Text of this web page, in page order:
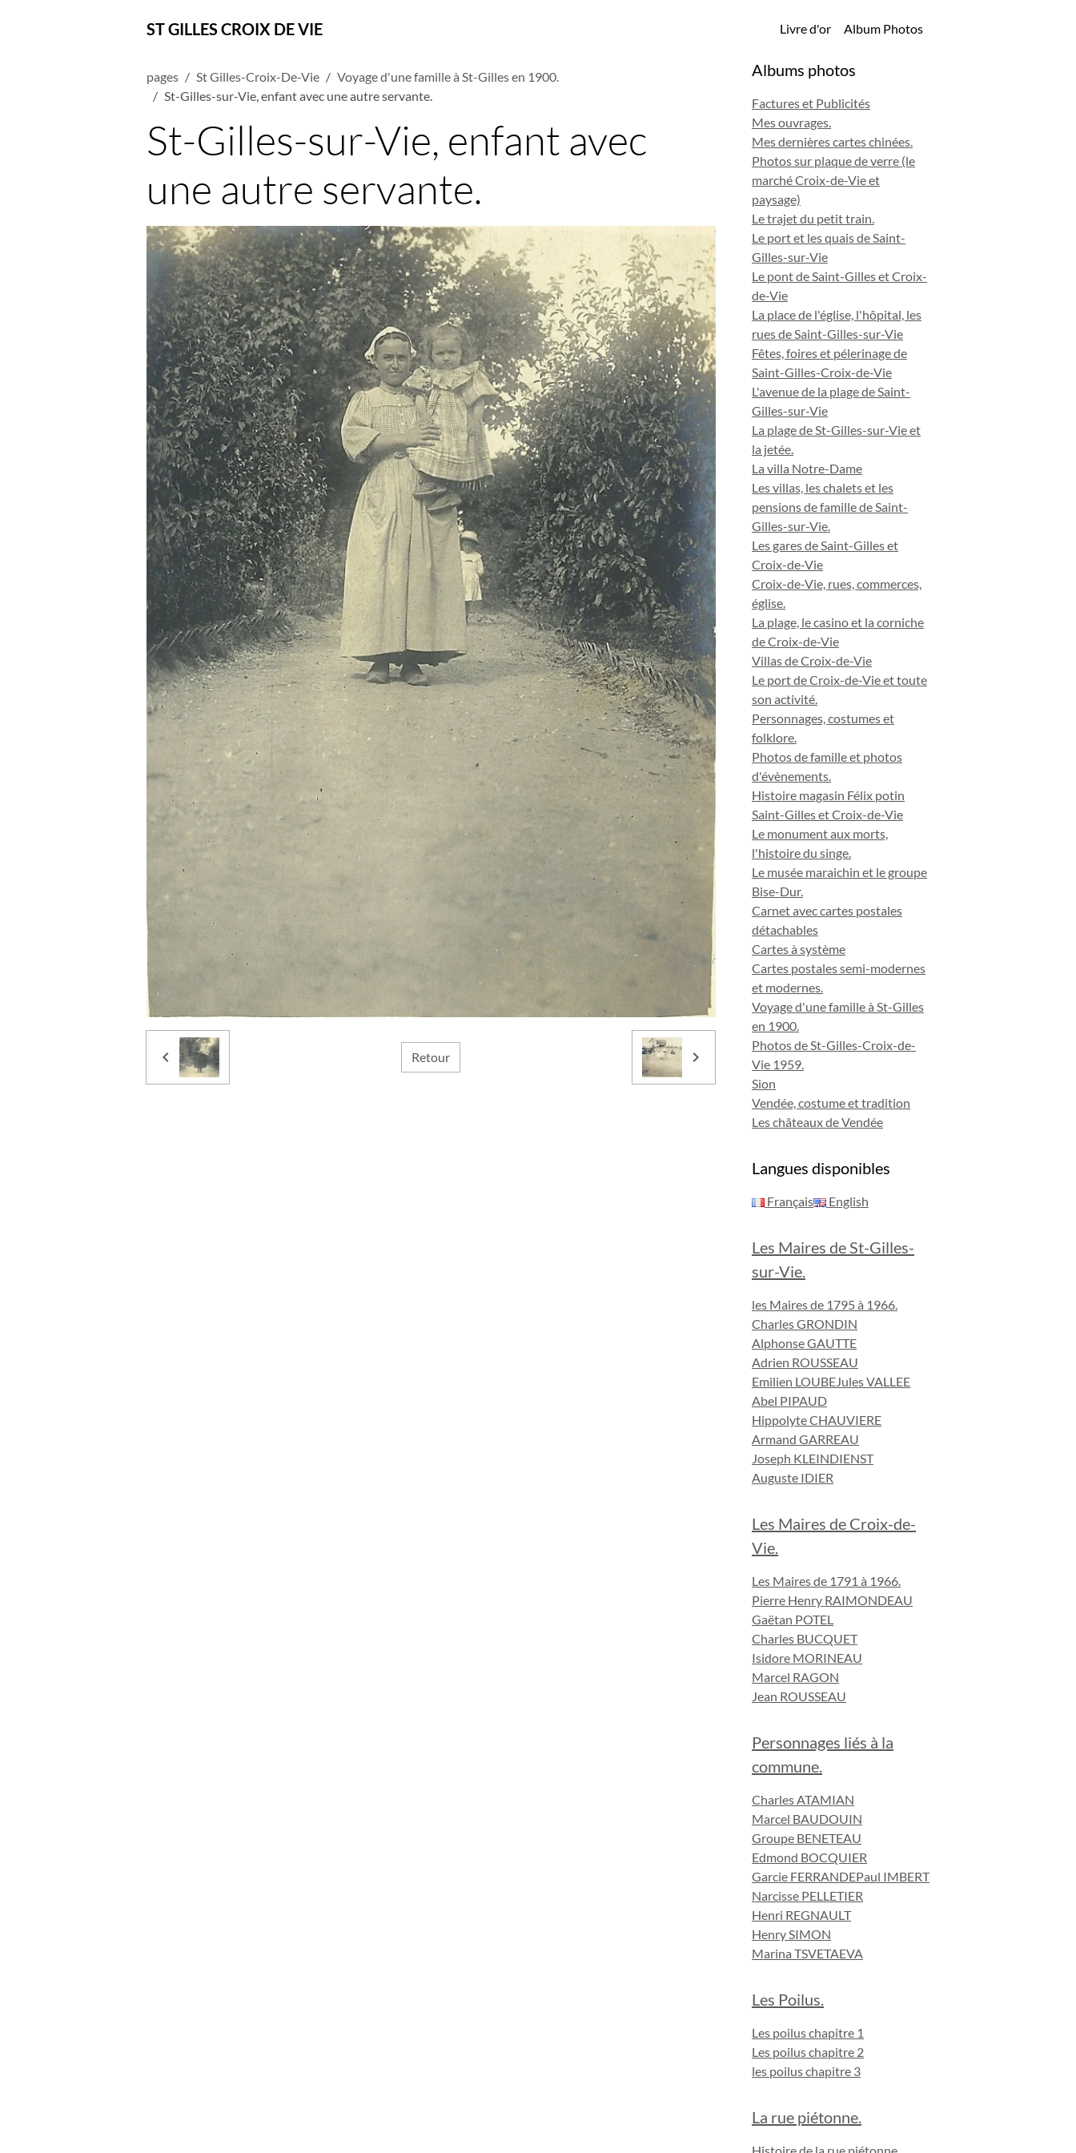
ST GILLES CROIX DE VIE Livre d'or Album Photos
pages St Gilles-Croix-De-Vie
Voyage d'une famille à St-Gilles en 1900.
St-Gilles-sur-Vie, enfant avec une autre servante.
St-Gilles-sur-Vie, enfant avec
une autre servante.
Retour
Albums photos
Factures et Publicités
Mes ouvrages.
Mes dernières cartes chinées.
Photos sur plaque de verre (le
marché Croix-de-Vie et
paysage)
Le trajet du petit train.
Le port et les quais de Saint-
Gilles-sur-Vie
Le pont de Saint-Gilles et Croix-
de-Vie
La place de l'église, l'hôpital, les
rues de Saint-Gilles-sur-Vie
Fêtes, foires et pélerinage de
Saint-Gilles-Croix-de-Vie
L'avenue de la plage de Saint-
Gilles-sur-Vie
La plage de St-Gilles-sur-Vie et
la jetée.
La villa Notre-Dame
Les villas, les chalets et les
pensions de famille de Saint-
Gilles-sur-Vie.
Les gares de Saint-Gilles et
Croix-de-Vie
Croix-de-Vie, rues, commerces,
église.
La plage, le casino et la corniche
de Croix-de-Vie
Villas de Croix-de-Vie
Le port de Croix-de-Vie et toute
son activité.
Personnages, costumes et
folklore.
Photos de famille et photos
d'évènements.
Histoire magasin Félix potin
Saint-Gilles et Croix-de-Vie
Le monument aux morts,
l'histoire du singe.
Le musée maraichin et le groupe
Bise-Dur.
Carnet avec cartes postales
détachables
Cartes à système
Cartes postales semi-modernes
et modernes.
Voyage d'une famille à St-Gilles
en 1900.
Photos de St-Gilles-Croix-de-
Vie 1959.
Sion
Vendée, costume et tradition
Les châteaux de Vendée
Langues disponibles
Français English
Les Maires de St-Gilles-
sur-Vie.
les Maires de 1795 à 1966.
Charles GRONDIN
Alphonse GAUTTE
Adrien ROUSSEAU
Emilien LOUBEJules VALLEE
Abel PIPAUD
Hippolyte CHAUVIERE
Armand GARREAU
Joseph KLEINDIENST
Auguste IDIER
Les Maires de Croix-de-
Vie.
Les Maires de 1791 à 1966.
Pierre Henry RAIMONDEAU
Gaëtan POTEL
Charles BUCQUET
Isidore MORINEAU
Marcel RAGON
Jean ROUSSEAU
Personnages liés à la
commune.
Charles ATAMIAN
Marcel BAUDOUIN
Groupe BENETEAU
Edmond BOCQUIER
Garcie FERRANDEPaul IMBERT
Narcisse PELLETIER
Henri REGNAULT
Henry SIMON
Marina TSVETAEVA
Les Poilus.
Les poilus chapitre 1
Les poilus chapitre 2
les poilus chapitre 3
La rue piétonne.